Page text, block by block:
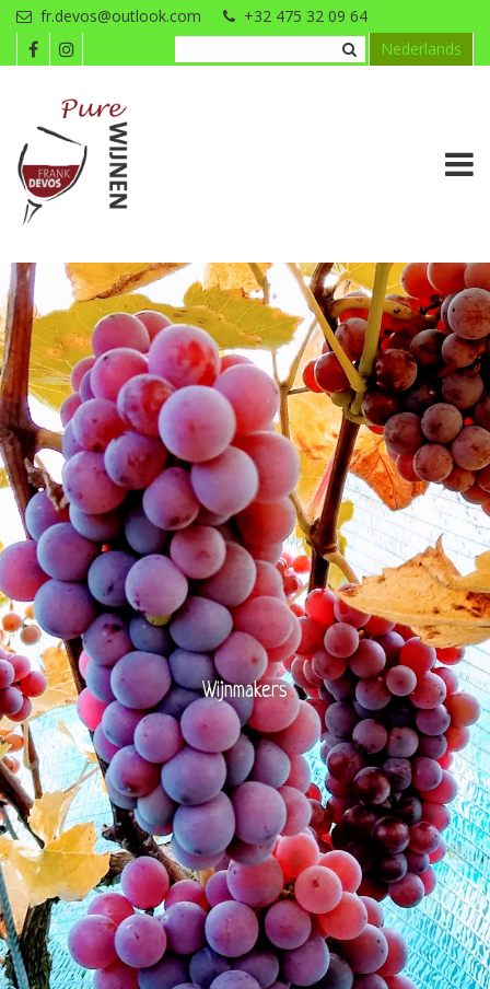
Overslaan en naar de inhoud gaan
fr.devos@outlook.com
+32 475 32 09 64
Nederlands
Wijnmakers